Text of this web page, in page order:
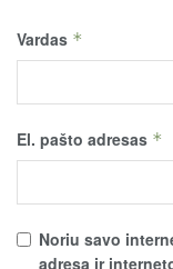
Vardas *
El. pašto adresas *
Noriu savo
adresą ir